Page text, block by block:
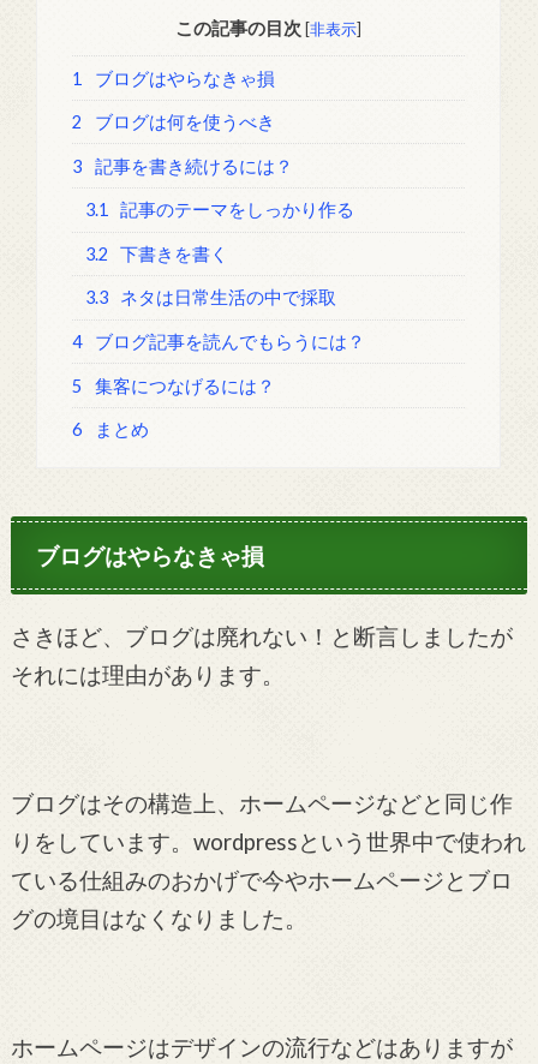
この記事の目次 [非表示]
1 ブログはやらなきゃ損
2 ブログは何を使うべき
3 記事を書き続けるには？
3.1 記事のテーマをしっかり作る
3.2 下書きを書く
3.3 ネタは日常生活の中で採取
4 ブログ記事を読んでもらうには？
5 集客につなげるには？
6 まとめ
ブログはやらなきゃ損
さきほど、ブログは廃れない！と断言しましたが
それには理由があります。
ブログはその構造上、ホームページなどと同じ作
りをしています。wordpressという世界中で使われ
ている仕組みのおかげで今やホームページとブロ
グの境目はなくなりました。
ホームページはデザインの流行などはありますが